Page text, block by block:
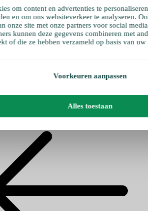
om content en advertenties te
en om ons websiteverkeer te analyseren.
onze site met onze partners voor social
kunnen deze gegevens combineren met
of die ze hebben verzameld op basis van
Voorkeuren aanpassen
Alles toestaan